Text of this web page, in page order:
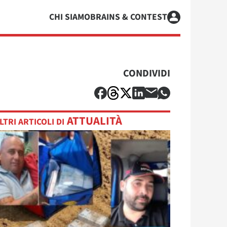
CHI SIAMOBRAINS & CONTEST
CONDIVIDI
ARTICOLI DI ATTUALITÀ